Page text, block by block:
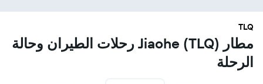
TLQ
مطار Jiaohe (TLQ) رحلات الطيران وحالة
الرحلة